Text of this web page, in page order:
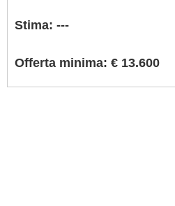
Stima: ---
Offerta minima: € 13.600